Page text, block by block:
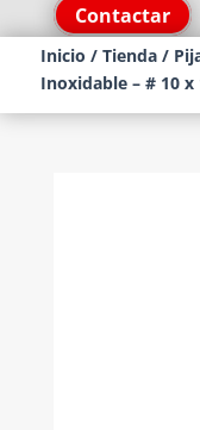
Contactar
Inicio / Tienda/
Inoxidable – # 10 x